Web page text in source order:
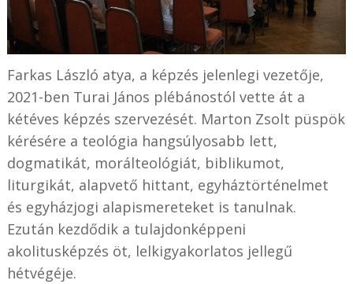
Farkas László atya, a képzés jelenlegi vezetője,
2021-ben Turai János plébánostól vette át a
kétéves képzés szervezését. Marton Zsolt püspök
kérésére a teológia hangsúlyosabb lett,
dogmatikát, morálteológiát, biblikumot,
liturgikát, alapvető hittant, egyháztörténelmet
és egyházjogi alapismereteket is tanulnak.
Ezután kezdődik a tulajdonképpeni
akolitusképzés öt, lelkigyakorlatos jellegű
hétvégéje.